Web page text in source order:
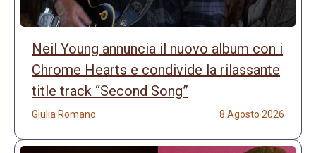
Neil Young annuncia il nuovo album con i
Chrome Hearts e condivide la rilassante
title track “Second Song”
Giulia Romano 8 Agosto 2026